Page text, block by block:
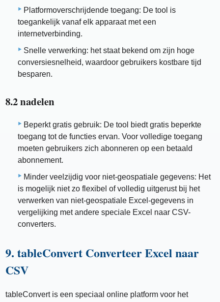
Platformoverschrijdende toegang: De tool is
toegankelijk vanaf elk apparaat met een
internetverbinding.
Snelle verwerking: het staat bekend om zijn hoge
conversiesnelheid, waardoor gebruikers kostbare tijd
besparen.
8.2 nadelen
Beperkt gratis gebruik: De tool biedt gratis beperkte
toegang tot de functies ervan. Voor volledige toegang
moeten gebruikers zich abonneren op een betaald
abonnement.
Minder veelzijdig voor niet-geospatiale gegevens: Het
is mogelijk niet zo flexibel of volledig uitgerust bij het
verwerken van niet-geospatiale Excel-gegevens in
vergelijking met andere speciale Excel naar CSV-
converters.
9. tableConvert Converteer Excel naar
CSV
tableConvert is een speciaal online platform voor het